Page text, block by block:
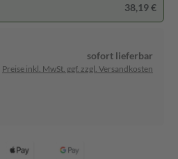
38,19 €
sofort lieferbar
Preise inkl. MwSt. ggf. zzgl. Versandkosten